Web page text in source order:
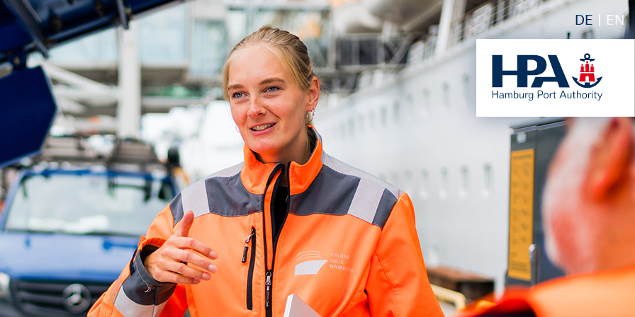
DE EN
Center der HPA
aller Verkehrsmeldungen im Hafen am